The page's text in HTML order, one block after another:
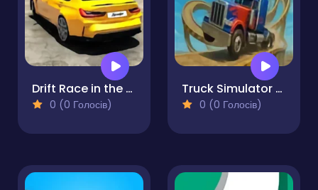
Drift Race in the Open World
0 (0 Голосів)
Truck Simulator Stunt Extreme
0 (0 Голосів)